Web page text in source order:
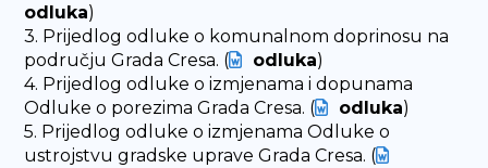
odluka)
3. Prijedlog odluke o komunalnom doprinosu na
području Grada Cresa. (
odluka)
4. Prijedlog odluke o izmjenama i dopunama
Odluke o porezima Grada Cresa. (
odluka)
5. Prijedlog odluke o izmjenama Odluke o
ustrojstvu gradske uprave Grada Cresa. (